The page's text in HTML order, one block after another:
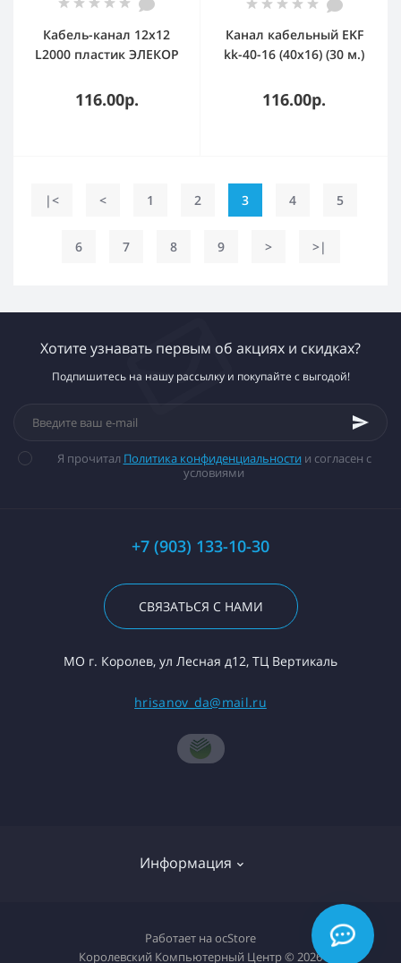
Кабель-канал 12х12
L2000 пластик ЭЛЕКОР
012-1-K34
116.00р.
Канал кабельный EKF
kk-40-16 (40х16) (30 м.)
метра)
116.00р.
|< < 1 2 3 4 5
6 7 8 9 > >|
Хотите узнавать первым об акциях и скидках?
Подпишитесь на нашу рассылку и покупайте с выгодой!
Я прочитал Политика конфиденциальности и согласен с
условиями
+7 (903) 133-10-30
СВЯЗАТЬСЯ С НАМИ
МО г. Королев, ул Лесная д12, ТЦ Вертикаль
hrisanov_da@mail.ru
Информация
О компании
Работает на ocStore
Королевский Компьютерный Центр © 2026